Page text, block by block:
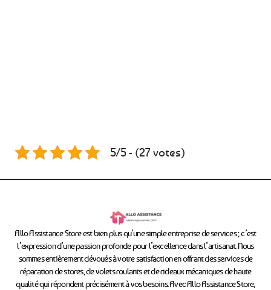
5/5 - (27 votes)
Allo Assistance Store est bien plus qu’une simple entreprise de services ; c’est
l’expression d’une passion profonde pour l’excellence dans l’artisanat. Nous
sommes entièrement dévoués à votre satisfaction en offrant des services de
réparation de stores, de volets roulants et de rideaux mécaniques de haute
qualité qui répondent précisément à vos besoins. Avec Allo Assistance Store,